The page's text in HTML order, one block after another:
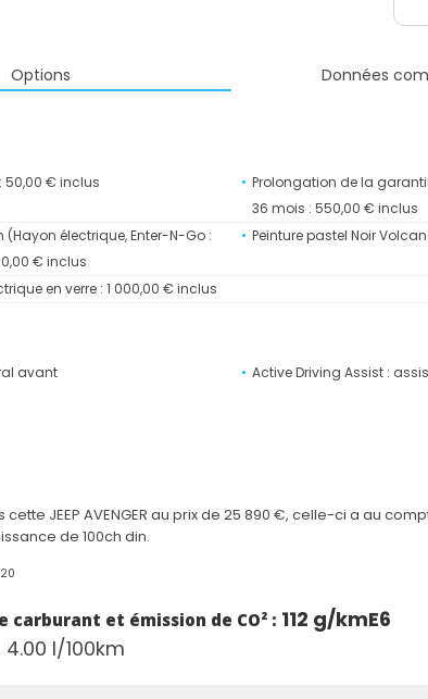
Options Données
50,00 € inclus
Prolongation de la
36 mois : 550,00 € inclus
(Hayon électrique, Enter-N-Go :
€ inclus
Peinture pastel Noir
en verre : 1 000,00 € inclus
avant
Active Driving Assist :
de ligne avec aide au
rabattable 40/60
extérieurs Gloss Black
Démarrage sans clé
et allumage automatique des
JEEP AVENGER au prix de 25 890 €, celle-ci a au
de 100ch din.
carburant et émission de CO² : 112 g/kmE6
4.00 l/100km